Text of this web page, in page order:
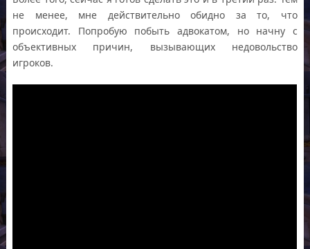
не менее, мне действительно обидно за то, что
происходит. Попробую побыть адвокатом, но начну с
объективных причин, вызывающих недовольство
игроков.